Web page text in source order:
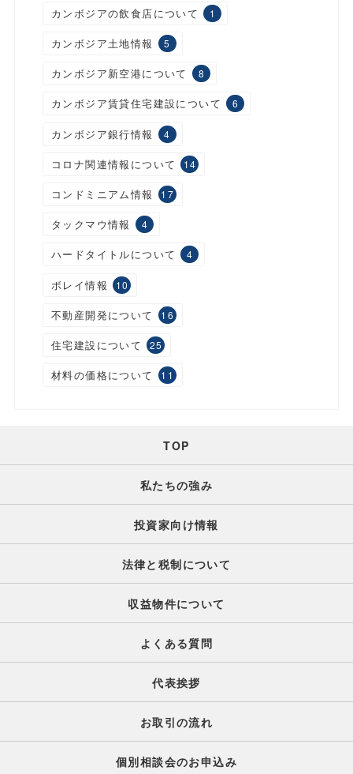
カンボジアの飲食店について 1
カンボジア土地情報 5
カンボジア新空港について 8
カンボジア賃貸住宅建設について 6
カンボジア銀行情報 4
コロナ関連情報について 14
コンドミニアム情報 17
タックマウ情報 4
ハードタイトルについて 4
ボレイ情報 10
不動産開発について 16
住宅建設について 25
材料の価格について 11
TOP
私たちの強み
投資家向け情報
法律と税制について
収益物件について
よくある質問
代表挨拶
お取引の流れ
個別相談会のお申込み